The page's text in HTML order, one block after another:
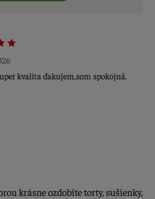
kvalita ďakujem,som spokojná.
krásne ozdobíte torty, sušienky,